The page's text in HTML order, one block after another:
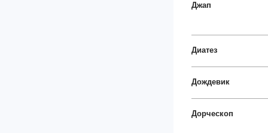
Джап
Диатез
Дождевик
Дорческоп